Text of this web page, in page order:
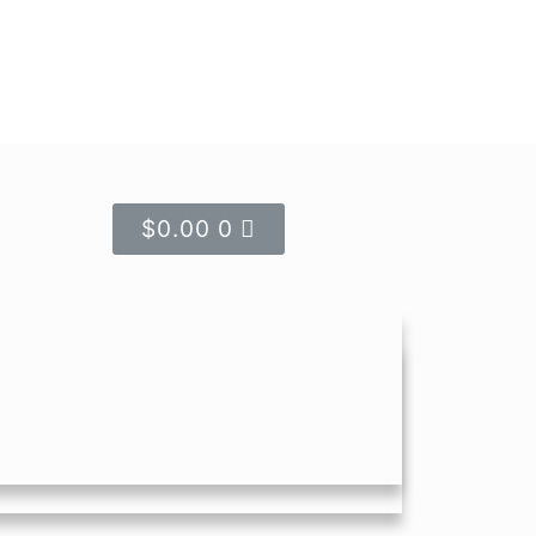
$0.00 0